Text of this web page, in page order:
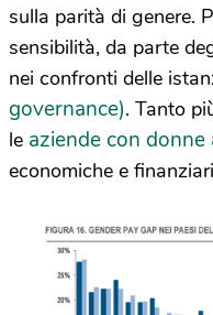
sulla parità di genere.
sensibilità, da parte
nei confronti delle
governance). Tanto
le aziende con donne
economiche e